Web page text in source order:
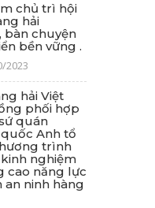
chủ trì hội
hải
bàn chuyện
bền vững .
2023
hải Việt
phối hợp
quán
Anh tổ
trình
nghiệm
cao năng lực
an ninh hàng